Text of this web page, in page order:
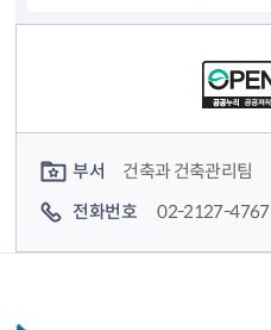
부서
건축과 건축관리팀
전화번호
02-2127-4767